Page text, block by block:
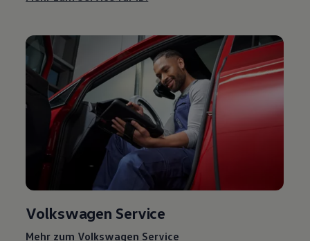
Volkswagen Service
Mehr zum Volkswagen Service